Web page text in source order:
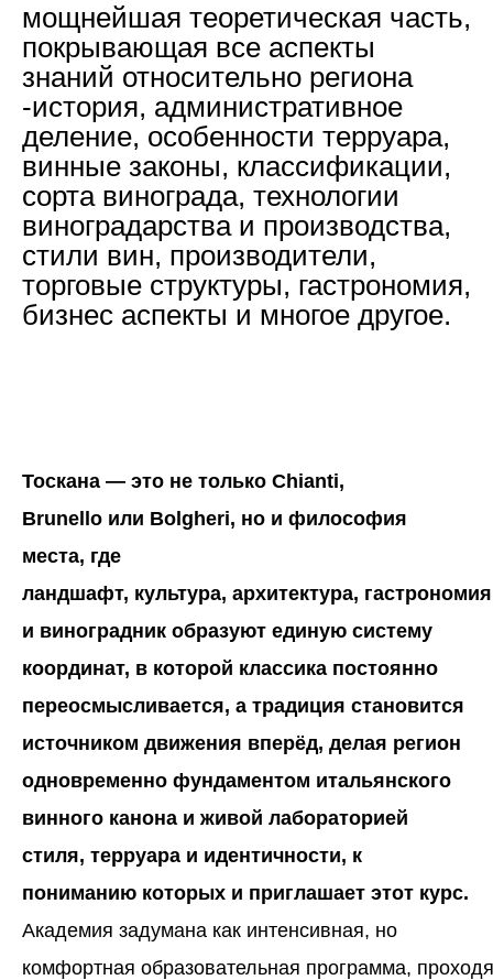
мощнейшая теоретическая часть,
покрывающая все аспекты
знаний относительно региона
-история, административное
деление, особенности терруара,
винные законы, классификации,
сорта винограда, технологии
виноградарства и производства,
стили вин, производители,
торговые структуры, гастрономия,
бизнес аспекты и многое другое.
Тоскана — это не только Chianti,
Brunello или Bolgheri, но и философия
места, где
ландшафт, культура, архитектура, гастрономия
и виноградник образуют единую систему
координат, в которой классика постоянно
переосмысливается, а традиция становится
источником движения вперёд, делая регион
одновременно фундаментом итальянского
винного канона и живой лабораторией
стиля, терруара и идентичности, к
пониманию которых и приглашает этот курс.
Академия задумана как интенсивная, но
комфортная образовательная программа,